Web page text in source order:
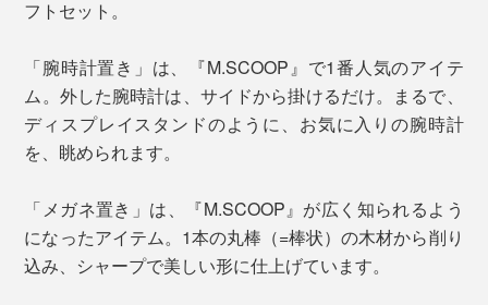
フトセット。
「腕時計置き」は、『M.SCOOP』で1番人気のアイテ
ム。外した腕時計は、サイドから掛けるだけ。まるで、
ディスプレイスタンドのように、お気に入りの腕時計
を、眺められます。
「メガネ置き」は、『M.SCOOP』が広く知られるよう
になったアイテム。1本の丸棒（=棒状）の木材から削り
込み、シャープで美しい形に仕上げています。